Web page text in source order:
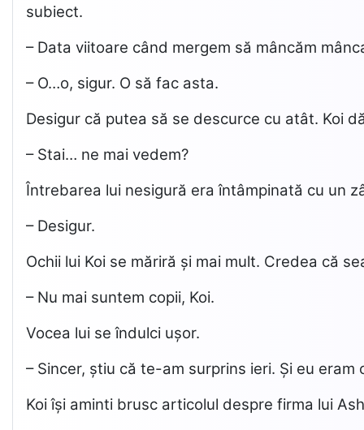
subiect.
– Data viitoare când mergem să mâncăm
– O…o, sigur. O să fac asta.
Desigur că putea să se descurce cu atât. Koi
– Stai… ne mai vedem?
Întrebarea lui nesigură era întâmpinată cu un
– Desigur.
Ochii lui Koi se măriră și mai mult. Credea că
– Nu mai suntem copii, Koi.
Vocea lui se îndulci ușor.
– Sincer, știu că te-am surprins ieri. Și eu
Koi își aminti brusc articolul despre firma lui